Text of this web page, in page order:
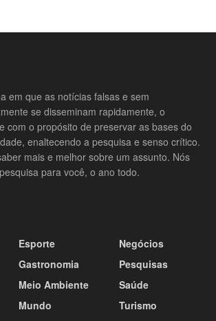
em que as notícias falsas e sem
se disseminam rapidamente, o
com o propósito de preservar as bases do
enaltecendo a pesquisa e senso crítico.
mais e melhor sobre um assunto. Nós
para você, o ano todo.
Esporte
Gastronomia
Meio Ambiente
Mundo
Negócios
Pesquisas
Saúde
Turismo